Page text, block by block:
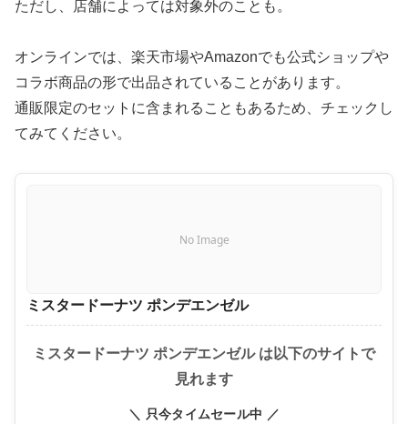
ただし、店舗によっては対象外のことも。
オンラインでは、楽天市場やAmazonでも公式ショップや
コラボ商品の形で出品されていることがあります。
通販限定のセットに含まれることもあるため、チェックし
てみてください。
No Image
ミスタードーナツ ポンデエンゼル
ミスタードーナツ ポンデエンゼル は以下のサイトで
見れます
＼ 只今タイムセール中 ／